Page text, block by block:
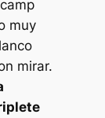
muy
mirar.